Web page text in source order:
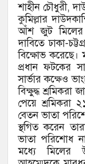
শাহীন চৌধুরী,
কুমিল্লার
আঁশ জুট মিলের
দাবিতে ঢাকা-
বিক্ষোভ করেছে।
প্রধান ফটকের
সার্ভার কক্ষেও
বিক্ষুদ্ধ শ্রমিকরা
পেয়ে শ্রমিকরা
বেতন ভাতা
স্থগিত করেন
ভাতা পরিশোধ
মধ্যে মিলের